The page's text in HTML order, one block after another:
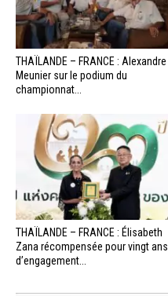
THAÏLANDE – FRANCE : Alexandre
Meunier sur le podium du
championnat...
THAÏLANDE – FRANCE : Élisabeth
Zana récompensée pour vingt ans
d’engagement...